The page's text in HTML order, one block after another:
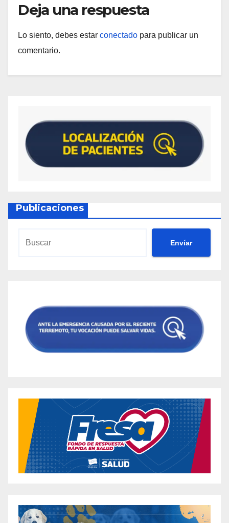
Deja una respuesta
Lo siento, debes estar conectado para publicar un
comentario.
Publicaciones
Envíar